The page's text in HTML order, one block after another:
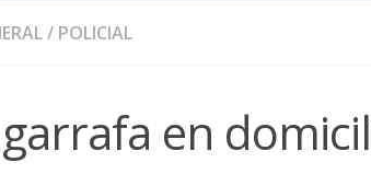
/ POLICIAL
en